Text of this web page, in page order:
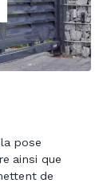
pose
ainsi que
de